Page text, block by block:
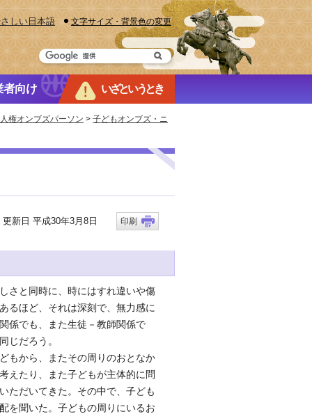
しい日本語 文字サイズ・背景色の変更
者向け いざというとき
権オンブズパーソン > 子どもオンブズ・ニ
新日 平成30年3月8日 印刷
さと同時に、時にはすれ違いや傷
るほど、それは深刻で、無力感に
係でも、また生徒－教師関係で
じだろう。
もから、またその周りのおとなか
えたり、また子どもが主体的に問
ただいてきた。その中で、子ども
を聞いた。子どもの周りにいるお